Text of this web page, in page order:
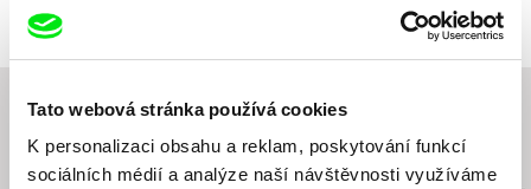
Tato webová stránka používá cookies
K personalizaci obsahu a reklam, poskytování funkcí
sociálních médií a analýze naší návštěvnosti využíváme
Česká republika
tel: (+420) 224933755
Související filmy (20)